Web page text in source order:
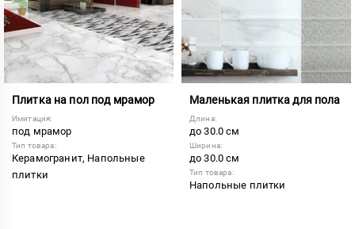
Плитка на пол под мрамор
Имитация:
под мрамор
Тип товара:
Керамогранит, Напольные
плитки
Маленькая плитка для пола
Длина:
до 30.0 см
Ширина:
до 30.0 см
Тип товара:
Напольные плитки